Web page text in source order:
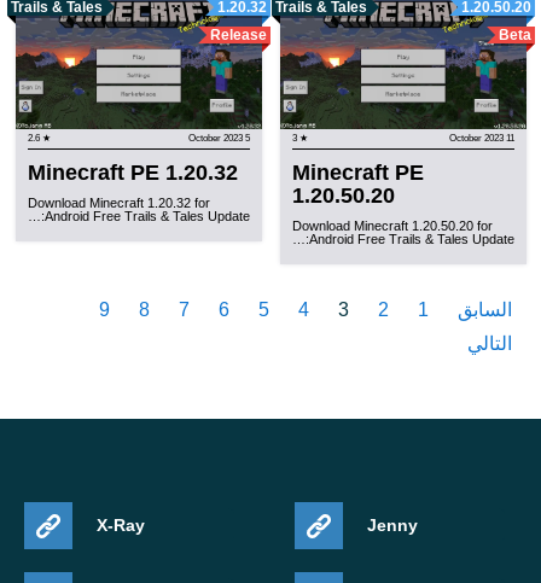
Trails & Tales
1.20.50.20
Beta
11 October 2023
★ 3
Minecraft PE
1.20.50.20
Download Minecraft 1.20.50.20 for
Android Free Trails & Tales Update:…
Trails & Tales
1.20.32
Release
5 October 2023
★ 2.6
Minecraft PE 1.20.32
Download Minecraft 1.20.32 for
Android Free Trails & Tales Update:…
السابق 1
2
3
4
5
6
7
8
9
التالي
Jenny
X-Ray